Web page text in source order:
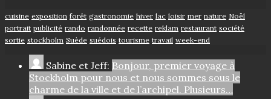
cuisine exposition forêt gastronomie hiver lac loisir mer nature Noël
portrait publicité rando randonnée recette reklam restaurant société
sortie stockholm Suède suédois tourisme travail week-end
Sabine et Jeff: Bonjour, premier voyage à
Stockholm pour nous et nous sommes sous le
charme de la ville et de l’archipel. Plusieurs…